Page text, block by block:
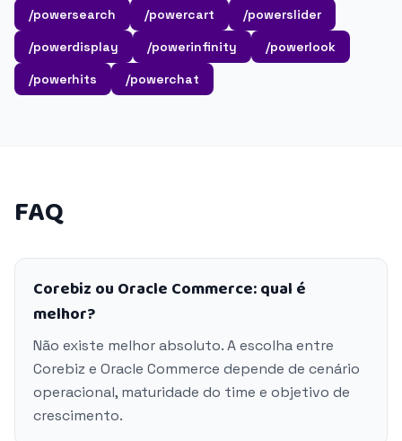
/powersearch /powercart
/powerslider
/powerdisplay
/powerinfinity
/powerlook
/powerhits
/powerchat
FAQ
Corebiz ou Oracle Commerce: qual é
melhor?
Não existe melhor absoluto. A escolha entre
Corebiz e Oracle Commerce depende de cenário
operacional, maturidade do time e objetivo de
crescimento.